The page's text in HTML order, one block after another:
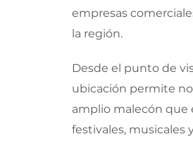
empresas
la región.
Desde el punto de
ubicación permite
amplio malecón que
festivales, musicales